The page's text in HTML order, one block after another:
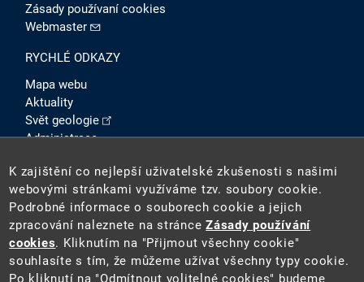
Zásady používaní cookies
Webmaster
RYCHLÉ ODKAZY
Mapa webu
Aktuality
Svět geologie
Administrace
SOCIÁLNÍ SÍTĚ
K zajištění co nejlepší uživatelské zkušenosti s našimi
webovými stránkami využíváme tzv. soubory cookie.
Podrobné informace o souborech cookie a jejich
zpracování naleznete na stránceZásady používání
cookies. Kliknutím na "Přijmout všechny cookie"
souhlasíte s tím, že můžeme užívat všechny typy cookie.
Po kliknutí na "Odmítnout volitelné cookies" budeme